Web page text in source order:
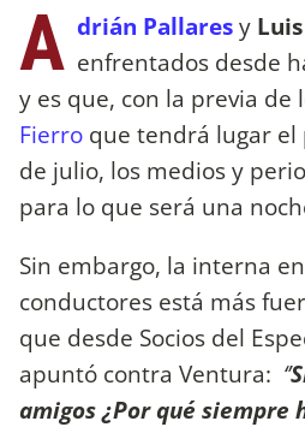
A drián Pallaresy
enfrentados desde
y es que, con la previa de
Fierro que tendrá lugar
de julio, los medios y
para lo que será una
Sin embargo, la interna
conductores está más
que desde Socios del
apuntó contra Ventura: ‘’
amigos ¿Por qué siempre